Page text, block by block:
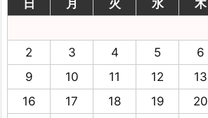
日
月 火 水 木
2
3 4 5 6
9
10 11 12 13
16
17 18 19 20